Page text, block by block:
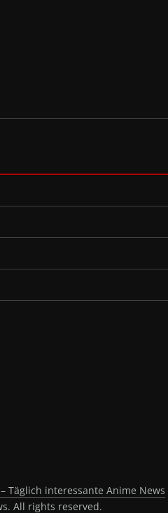
Täglich interessante Anime News
. All rights reserved.